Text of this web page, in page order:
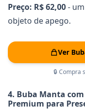
Preço: R$ 62,00-
objeto de apego.
Ver
🔒 Compra
4. Buba Manta
Premium para